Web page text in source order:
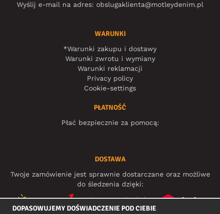
Wyślij e-mail na adres: obslugaklienta@motleydenim.pl
WARUNKI
*Warunki zakupu i dostawy
Warunki zwrotu i wymiany
Warunki reklamacji
Privacy policy
Cookie-settings
PŁATNOŚĆ
Płać bezpiecznie za pomocą:
DOSTAWA
Twoje zamówienie jest sprawnie dostarczane oraz możliwe
do śledzenia dzięki:
DOPASOWUJEMY DOŚWIADCZENIE POD CIEBIE